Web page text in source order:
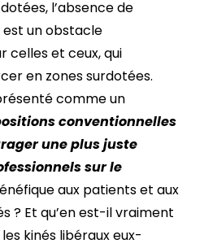
l’absence de
un obstacle
celles et ceux, qui
en zones surdotées.
comme un
conventionnelles
une plus juste
sur le
aux patients et aux
? Et qu’en est-il vraiment
kinés libéraux eux-